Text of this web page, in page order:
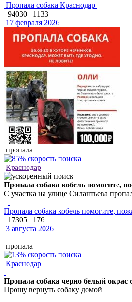
Пропала собака Краснодар
94030
1133
17 февраля 2026
пропала
Краснодар
Пропала собака кобель помогите,
С участка на улице Силантьева
Пропала собака кобель помогите,
17305
176
3 августа 2026
пропала
Краснодар
Пропала собака черно белый
Прошу вернуть собаку домой